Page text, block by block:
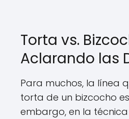
Torta vs.
Aclarando las
Para muchos, la línea
torta de un bizcocho
embargo, en la